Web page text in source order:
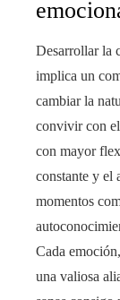
Desarrollar la
implica un
cambiar la
convivir con
con mayor
constante y el
momentos
Cada
una valiosa